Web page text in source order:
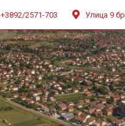
+3892/2571-703 Улица 9